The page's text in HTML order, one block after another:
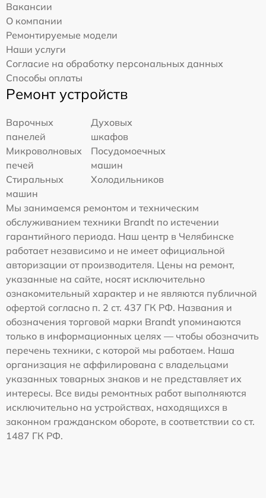
Вакансии
О компании
Ремонтируемые модели
Наши услуги
Согласие на обработку персональных данных
Способы оплаты
Ремонт устройств
Варочных
панелей
Духовых
шкафов
Микроволновых
печей
Посудомоечных
машин
Стиральных
машин
Холодильников
Мы занимаемся ремонтом и техническим
обслуживанием техники Brandt по истечении
гарантийного периода. Наш центр в Челябинске
работает независимо и не имеет официальной
авторизации от производителя. Цены на ремонт,
указанные на сайте, носят исключительно
ознакомительный характер и не являются публичной
офертой согласно п. 2 ст. 437 ГК РФ. Названия и
обозначения торговой марки Brandt упоминаются
только в информационных целях — чтобы обозначить
перечень техники, с которой мы работаем. Наша
организация не аффилирована с владельцами
указанных товарных знаков и не представляет их
интересы. Все виды ремонтных работ выполняются
исключительно на устройствах, находящихся в
законном гражданском обороте, в соответствии со ст.
1487 ГК РФ.